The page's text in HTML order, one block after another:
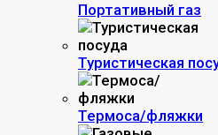
Портативный газ
Туристическая
Термоса/фляжки